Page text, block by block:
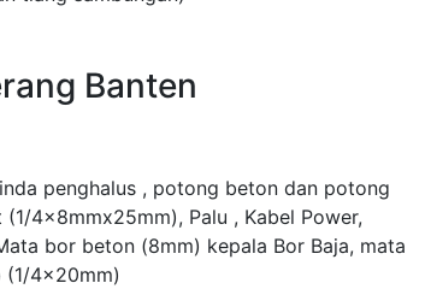
Banten
penghalus , potong beton dan potong
4x8mmx25mm), Palu , Kabel Power,
bor beton (8mm) kepala Bor Baja, mata
(1/4x20mm)